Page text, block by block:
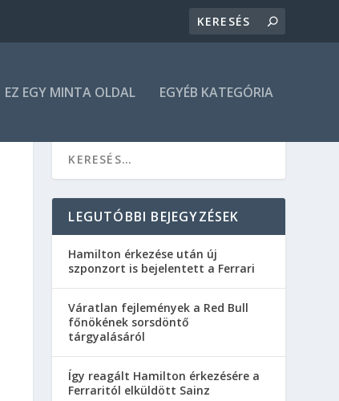
EZ EGY MINTA OLDAL EGYÉB KATEGÓRIA
LEGUTÓBBI BEJEGYZÉSEK
Hamilton érkezése után új
szponzort is bejelentett a Ferrari
Váratlan fejlemények a Red Bull
főnökének sorsdöntő
tárgyalásáról
Így reagált Hamilton érkezésére a
Ferraritól elküldött Sainz